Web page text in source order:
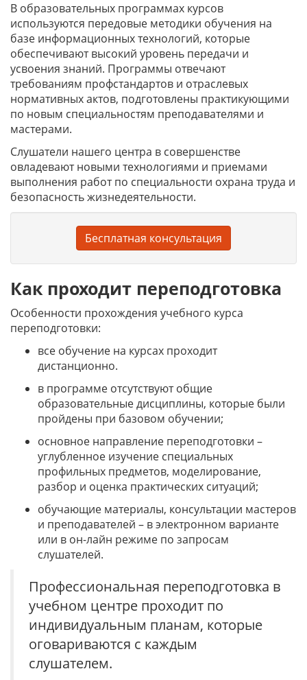
В образовательных программах курсов
используются передовые методики обучения на
базе информационных технологий, которые
обеспечивают высокий уровень передачи и
усвоения знаний. Программы отвечают
требованиям профстандартов и отраслевых
нормативных актов, подготовлены практикующими
по новым специальностям преподавателями и
мастерами.
Слушатели нашего центра в совершенстве
овладевают новыми технологиями и приемами
выполнения работ по специальности охрана труда и
безопасность жизнедеятельности.
Бесплатная консультация
Как проходит переподготовка
Особенности прохождения учебного курса
переподготовки:
все обучение на курсах проходит
дистанционно.
в программе отсутствуют общие
образовательные дисциплины, которые были
пройдены при базовом обучении;
основное направление переподготовки –
углубленное изучение специальных
профильных предметов, моделирование,
разбор и оценка практических ситуаций;
обучающие материалы, консультации мастеров
и преподавателей – в электронном варианте
или в он-лайн режиме по запросам
слушателей.
Профессиональная переподготовка в
учебном центре проходит по
индивидуальным планам, которые
оговариваются с каждым
слушателем.